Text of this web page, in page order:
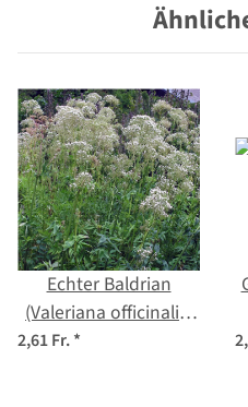
Echter Baldrian
(Valeriana officinalis)
Bio Saatgut
2,61 Fr.*